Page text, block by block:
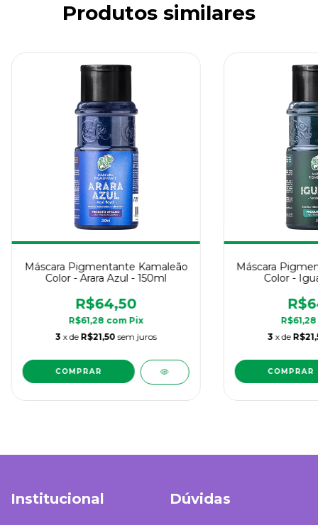
Produtos similares
Máscara Pigmentante Kamaleão
Color - Arara Azul - 150ml
R$64,50
R$61,28 com Pix
3 x de R$21,50 sem juros
Máscara
Color -
R$61,28
3 x de
Institucional Dúvidas